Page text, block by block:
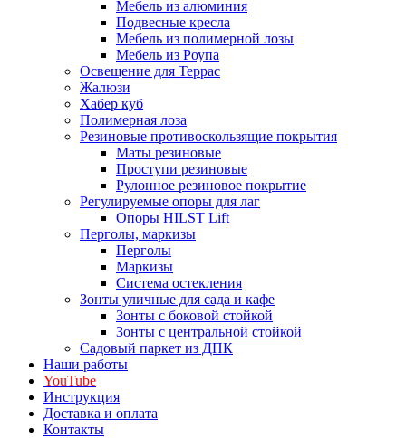
Мебель из алюминия
Подвесные кресла
Мебель из полимерной лозы
Мебель из Роупа
Освещение для Террас
Жалюзи
Хабер куб
Полимерная лоза
Резиновые противоскользящие покрытия
Маты резиновые
Проступи резиновые
Рулонное резиновое покрытие
Регулируемые опоры для лаг
Опоры HILST Lift
Перголы, маркизы
Перголы
Маркизы
Система остекления
Зонты уличные для сада и кафе
Зонты с боковой стойкой
Зонты с центральной стойкой
Садовый паркет из ДПК
Наши работы
YouTube
Инструкция
Доставка и оплата
Контакты